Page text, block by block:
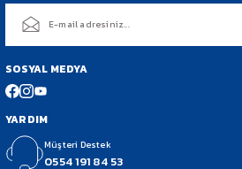
SOSYAL MEDYA
YARDIM
Müşteri Destek
0554 191 84 53